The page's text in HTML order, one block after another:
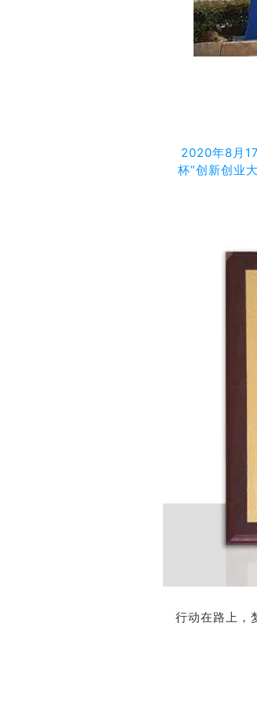
2020年8月
杯”创新创业
行动在路上，